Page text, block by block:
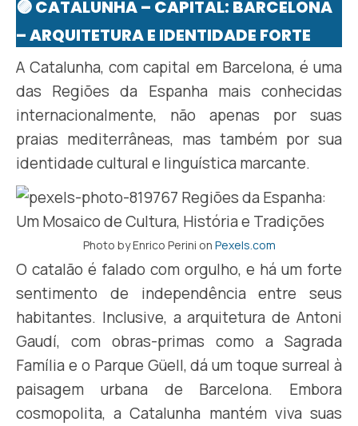
🟣 CATALUNHA – CAPITAL: BARCELONA
– ARQUITETURA E IDENTIDADE FORTE
A Catalunha, com capital em Barcelona, é uma
das Regiões da Espanha mais conhecidas
internacionalmente, não apenas por suas
praias mediterrâneas, mas também por sua
identidade cultural e linguística marcante.
Photo by Enrico Perini on Pexels.com
O catalão é falado com orgulho, e há um forte
sentimento de independência entre seus
habitantes. Inclusive, a arquitetura de Antoni
Gaudí, com obras-primas como a Sagrada
Família e o Parque Güell, dá um toque surreal à
paisagem urbana de Barcelona. Embora
cosmopolita, a Catalunha mantém viva suas